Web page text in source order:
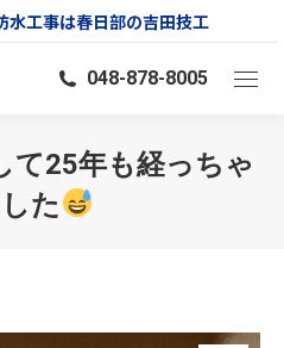
水工事は春日部の吉田技工
048-878-8005
て25年も経っちゃ
た